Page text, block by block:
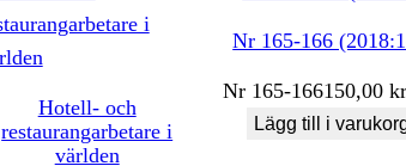
Hotell- och
restaurangarbetare i
världen
Nr 165-166
Nr 165-166150,00kr
Lägg till i